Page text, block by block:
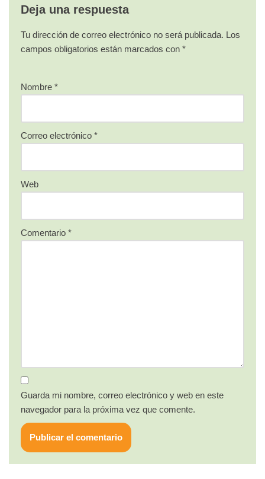
Deja una respuesta
Tu dirección de correo electrónico no será publicada. Los
campos obligatorios están marcados con *
Nombre *
Correo electrónico *
Web
Comentario *
Guarda mi nombre, correo electrónico y web en este
navegador para la próxima vez que comente.